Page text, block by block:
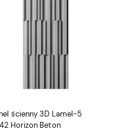
ścienny 3D Lamel-5
Horizon Beton